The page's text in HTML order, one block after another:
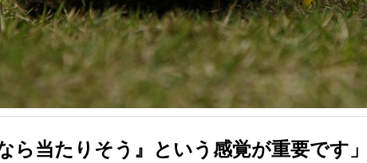
ら当たりそう』という感覚が重要です